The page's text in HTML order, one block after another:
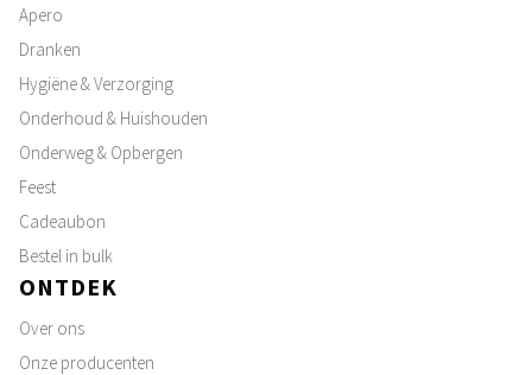
Apero
Dranken
Hygiëne & Verzorging
Onderhoud & Huishouden
Onderweg & Opbergen
Feest
Cadeaubon
Bestel in bulk
ONTDEK
Over ons
Onze producenten